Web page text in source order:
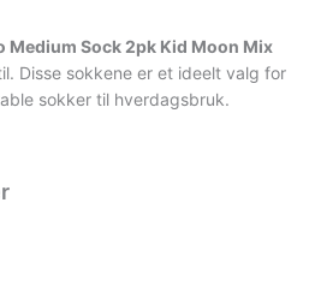
Medium Sock 2pk Kid Moon Mix
Disse sokkene er et ideelt valg for
sokker til hverdagsbruk.